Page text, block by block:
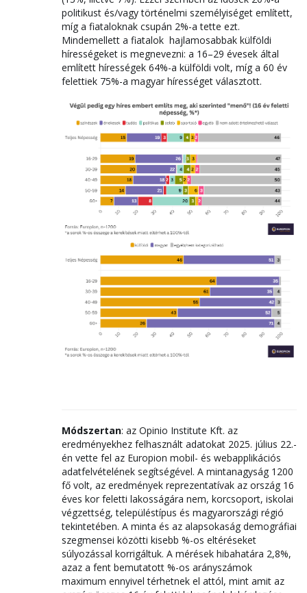
politikust és/vagy történelmi személyiséget említett,
míg a fiataloknak csupán 2%-a tette ezt.
Mindemellett a fiatalok hajlamosabbak külföldi
hírességeket is megnevezni: a 16–29 évesek által
említett hírességek 64%-a külföldi volt, míg a 60 év
felettiek 75%-a magyar hírességet választott.
Módszertan: az Opinio Institute Kft. az
eredményekhez felhasznált adatokat 2025. július 22.-
én vette fel az Europion mobil- és webapplikációs
adatfelvételének segítségével. A mintanagyság 1200
fő volt, az eredmények reprezentatívak az ország 16
éves kor feletti lakosságára nem, korcsoport, iskolai
végzettség, településtípus és magyarországi régió
tekintetében. A minta és az alapsokaság demográfiai
szegmensei közötti kisebb %-os eltéréseket
súlyozással korrigáltuk. A mérések hibahatára 2,8%,
azaz a fent bemutatott %-os arányszámok
maximum ennyivel térhetnek el attól, mint amit az